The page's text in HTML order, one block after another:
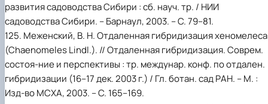
развития садоводства Сибири : сб. науч. тр. / НИИ
садоводства Сибири. – Барнаул, 2003. – С. 79–81.
125. Меженский, В. Н. Отдаленная гибридизация хеномелеса
(Chaenomeles Lindl.). // Отдаленная гибридизация. Соврем.
состоя-ние и перспективы : тр. междунар. конф. по отдален.
гибридизации (16–17 дек. 2003 г.) / Гл. ботан. сад РАН. – М. :
Изд-во МСХА, 2003. – С. 165–169.